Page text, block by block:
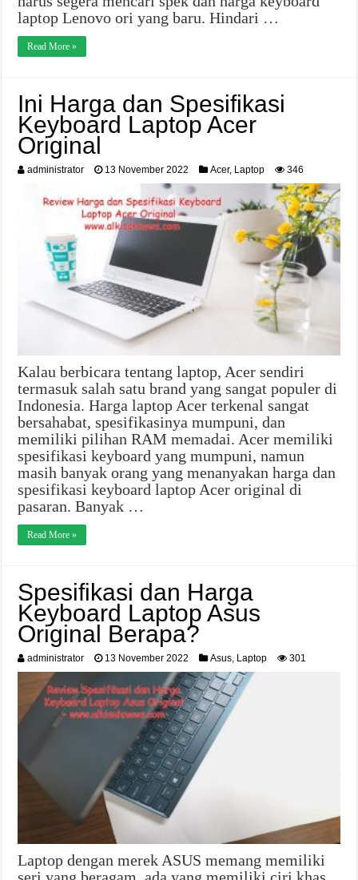
laptop Lenovo ori yang baru. Hindari …
Read More »
Ini Harga dan Spesifikasi
Keyboard Laptop Acer
Original
administrator 13 November 2022 Acer, Laptop 346
Kalau berbicara tentang laptop, Acer sendiri
termasuk salah satu brand yang sangat populer di
Indonesia. Harga laptop Acer terkenal sangat
bersahabat, spesifikasinya mumpuni, dan
memiliki pilihan RAM memadai. Acer memiliki
spesifikasi keyboard yang mumpuni, namun
masih banyak orang yang menanyakan harga dan
spesifikasi keyboard laptop Acer original di
pasaran. Banyak …
Read More »
Spesifikasi dan Harga
Keyboard Laptop Asus
Original Berapa?
administrator 13 November 2022 Asus, Laptop 301
Laptop dengan merek ASUS memang memiliki